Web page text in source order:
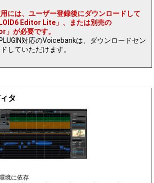
には、ユーザー登録後にダウンロードして
Editor Lite」、または別売の
」が必要です。
対応のVoicebankは、ダウンロードセン
していただけます。
タ
境に依存